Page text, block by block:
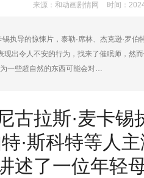
来源：和动画剧情网 时间：
锡执导的惊悚片，泰勒·席林、杰克逊·罗
现出令人不安的行为，找来了催眠师，然
一些超自然的东西可能会对…
古拉斯·麦卡
·斯科特等人
述了一位年轻